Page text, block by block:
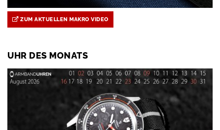
ZUM AKTUELLEN MAKRO VIDEO
UHR DES MONATS